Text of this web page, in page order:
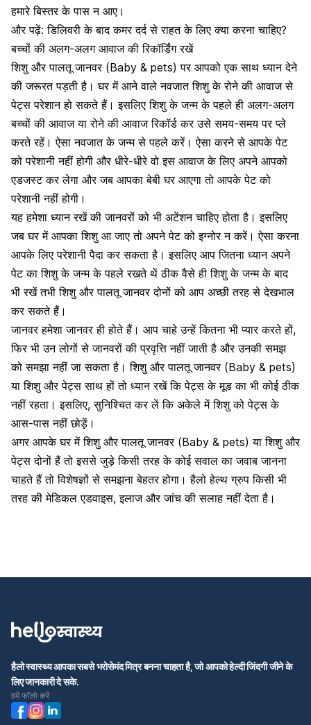
हमारे बिस्तर के पास न आए।
और पढ़ें:डिलिवरी के बाद कमर दर्द से राहत के लिए क्या करना चाहिए?
बच्चों की अलग-अलग आवाज की रिकॉर्डिंग रखें
शिशु और पालतू जानवर (Baby & pets) पर आपको एक साथ ध्यान देने
की जरूरत पड़ती है। घर में आने वाले नवजात शिशु के रोने की आवाज से
पेट्स परेशान हो सकते हैं। इसलिए शिशु के जन्म के पहले ही अलग-अलग
बच्चों की आवाजया रोने की आवाज रिकॉर्ड कर उसे समय-समय पर प्ले
करते रहें। ऐसानवजात के जन्मसे पहले करें। ऐसा करने से आपके पेट
को परेशानी नहीं होगी और धीरे-धीरे वो इस आवाज के लिए अपने आपको
एडजस्ट कर लेगा और जब आपकाबेबी घर आएगा तो आपके पेट को
परेशानी नहीं होगी।
यह हमेशा ध्यान रखें की जानवरों को भी अटेंशन चाहिए होता है। इसलिए
जब घर में आपका शिशु आ जाए तो अपने पेट को इग्नोर न करें। ऐसा करना
आपके लिए परेशानी पैदा कर सकता है। इसलिए आप जितना ध्यान अपने
पेट का शिशु के जन्म के पहले रखते थें ठीक वैसे ही शिशु के जन्म के बाद
भी रखें तभी शिशु और पालतू जानवर दोनों को आप अच्छी तरह से देखभाल
कर सकते हैं।
जानवर हमेशा जानवर ही होते हैं। आप चाहे उन्हें कितना भी प्यार करते हों,
फिर भी उन लोगों से जानवरों की प्रवृत्ति नहीं जाती है और उनकी समझ
को समझा नहीं जा सकता है। शिशु और पालतू जानवर (Baby & pets)
या शिशु और पेट्स साथ हों तो ध्यान रखें कि पेट्स केमूड का भी कोई ठीक
नहीं रहता। इसलिए, सुनिश्चित कर लें कि अकेले में शिशु को पेट्स के
आस-पास नहीं छोड़ें।
अगर आपके घर में शिशु और पालतू जानवर (Baby & pets) या शिशु और
पेट्स दोनों हैं तो इससे जुड़े किसी तरह के कोई सवाल का जवाब जानना
चाहते हैं तो विशेषज्ञों से समझना बेहतर होगा।हैलो हेल्थ ग्रुप किसी भी
तरह की मेडिकल एडवाइस,इलाज और जांच की सलाह नहीं देता है।
हैलो स्वास्थ्य आपका सबसे भरोसेमंद मित्र बनना चाहता है, जो आपको हेल्दी जिंदगी जीने के
लिए जानकारी दे सके.
हमें फॉलो करें